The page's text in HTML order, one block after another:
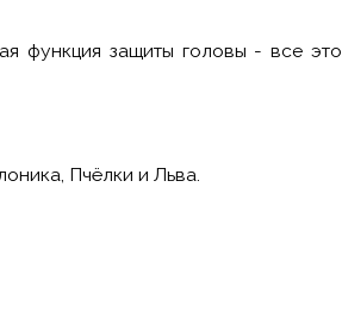
функция защиты головы - все это
Пчёлки и Льва.